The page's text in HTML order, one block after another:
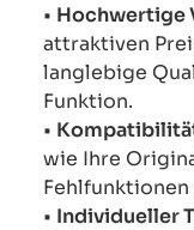
• Hochwertige
attraktiven
langlebige
Funktion.
•
wie Ihre
• Individueller